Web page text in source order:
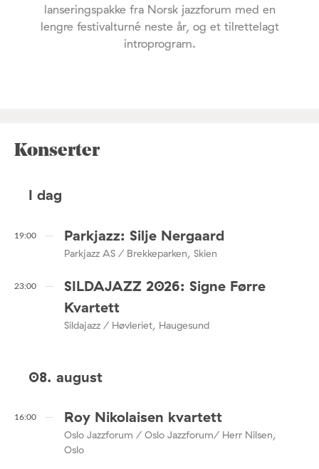
lanseringspakke fra Norsk jazzforum med en
lengre festivalturné neste år, og et tilrettelagt
introprogram.
Konserter
I dag
19:00 Parkjazz: Silje Nergaard
Parkjazz AS / Brekkeparken, Skien
23:00
SILDAJAZZ 2026: Signe Førre
Kvartett
Sildajazz / Høvleriet, Haugesund
08. august
16:00 Roy Nikolaisen kvartett
Oslo Jazzforum / Oslo Jazzforum/ Herr Nilsen,
Oslo